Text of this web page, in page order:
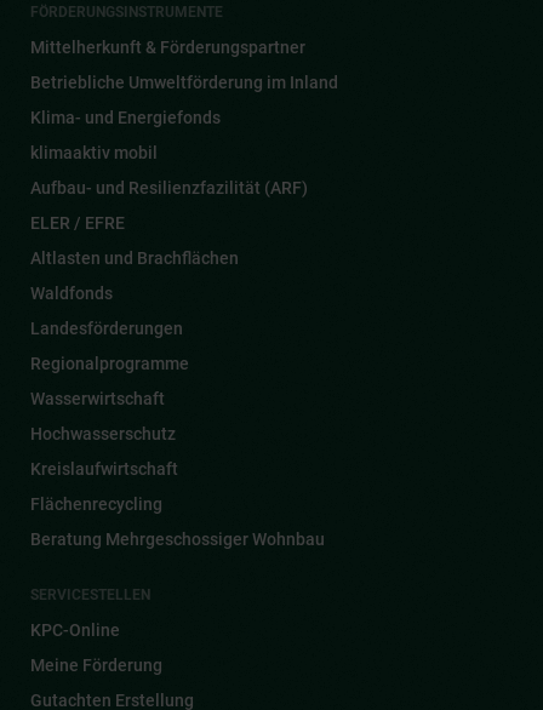
FÖRDERUNGSINSTRUMENTE
Mittelherkunft & Förderungspartner
Betriebliche Umweltförderung im Inland
Klima- und Energiefonds
klimaaktiv mobil
Aufbau- und Resilienzfazilität (ARF)
ELER / EFRE
Altlasten und Brachflächen
Waldfonds
Landesförderungen
Regionalprogramme
Wasserwirtschaft
Hochwasserschutz
Kreislaufwirtschaft
Flächenrecycling
Beratung Mehrgeschossiger Wohnbau
SERVICESTELLEN
KPC-Online
Meine Förderung
Gutachten Erstellung